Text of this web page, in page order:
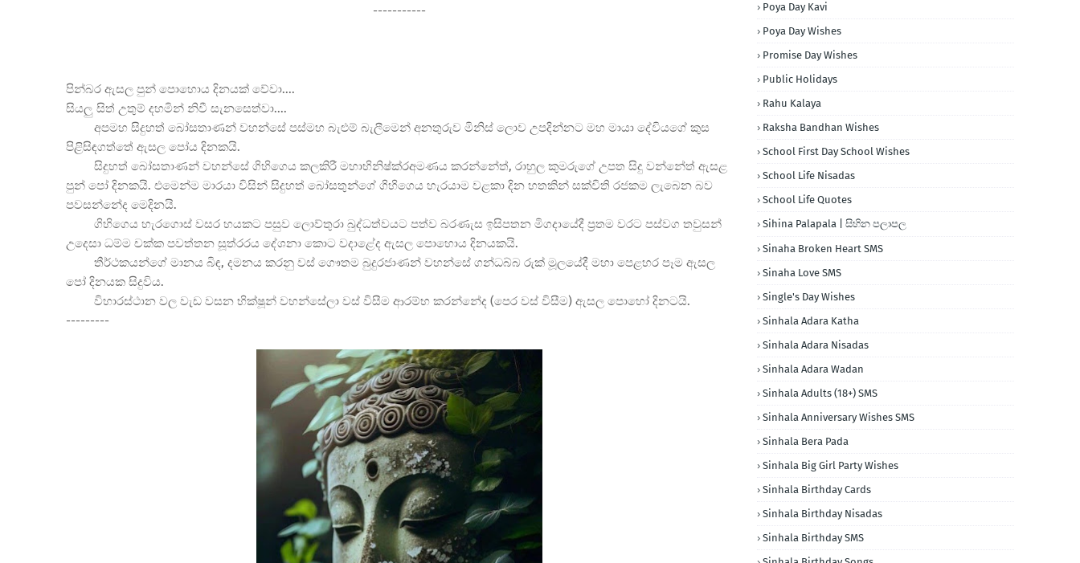
-----------
පින්බර ඇසල පුන් පොහොය දිනයක් වේවා....
සියලු සිත් උතුම් දහමින් නිවී සැනසෙත්වා....
අපමහ සිදුහත් බෝසතාණන් වහන්සේ පස්මහ බැළුම් බැලීමෙන් අනතුරුව මිනිස් ලොව උපදින්නට මහ මායා දේවියගේ කුස
පිළිසිඳගත්තේ ඇසල පෝය දිනකයි.
සිදුහත් බෝසතාණන් වහන්සේ ගිහිගෙය කලකිරී මහාභිනිෂ්ක්රඅමණය කරන්නේත්, රාහුල කුමරුගේ උපත සිදු වන්නේත් ඇසළ
පුන් පෝ දිනකයි. එමෙන්ම මාරයා විසින් සිදුහත් බෝසතුන්ගේ ගිහිගෙය හැරයාම වළකා දින හතකින් සක්විති රජකම ලැබෙන බව
පවසන්නේද මෙදිනයි.
ගිහිගෙය හැරගොස් වසර හයකට පසුව ලොව්තුරා බුද්ධත්වයට පත්ව බරණැස ඉසිපතන මිගදායේදී ප්රතම වරට පස්වග තවුසන්
උදෙසා ධම්ම චක්ක පවත්තන සූත්රරය දේශනා කොට වදාළේද ඇසල පොහොය දිනයකයි.
තීර්ථකයන්ගේ මානය බිඳ, දමනය කරනු වස් ගෞතම බුදුරජාණන් වහන්සේ ගන්ධබ්බ රුක් මූලයේදී මහා පෙළහර පෑම ඇසල
පෝ දිනයක සිදුවිය.
විහාරස්ථාන වල වැඩ වසන භික්ෂූන් වහන්සේලා වස් විසීම ආරම්භ කරන්නේද (පෙර වස් විසීම) ඇසල පොහෝ දිනටයි.
---------
Poya Day Kavi
Poya Day Wishes
Promise Day Wishes
Public Holidays
Rahu Kalaya
Raksha Bandhan Wishes
School First Day School Wishes
School Life Nisadas
School Life Quotes
Sihina Palapala | සිහින පලාපල
Sinaha Broken Heart SMS
Sinaha Love SMS
Single's Day Wishes
Sinhala Adara Katha
Sinhala Adara Nisadas
Sinhala Adara Wadan
Sinhala Adults (18+) SMS
Sinhala Anniversary Wishes SMS
Sinhala Bera Pada
Sinhala Big Girl Party Wishes
Sinhala Birthday Cards
Sinhala Birthday Nisadas
Sinhala Birthday SMS